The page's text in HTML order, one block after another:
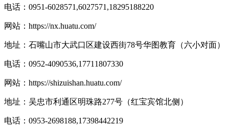
电话：0951-6028571,6027571,18295188220
网站： https://nx.huatu.com/
地址：石嘴山市大武口区建设西街78号华图教育（六小对面）
电话：0952-4090536,17711807330
网站： https://shizuishan.huatu.com/
地址：吴忠市利通区明珠路277号（红宝宾馆北侧）
电话：0953-2698188,17398442219